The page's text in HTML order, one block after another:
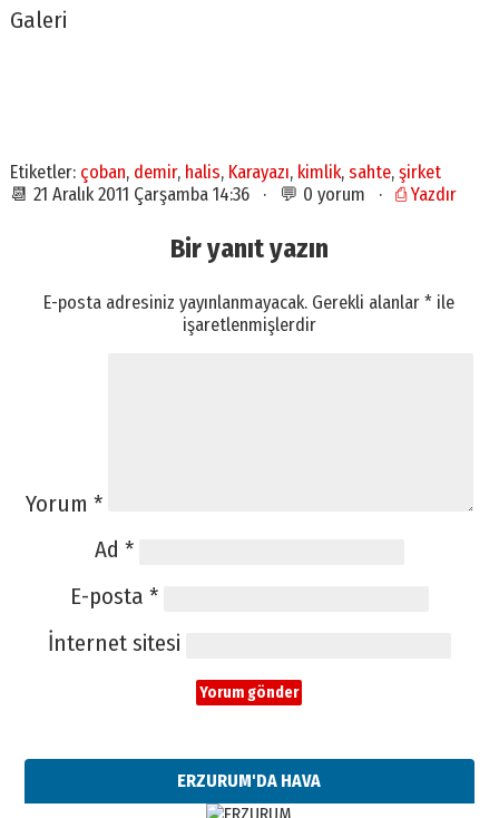
Galeri
Etiketler: çoban, demir, halis, Karayazı, kimlik, sahte, şirket
📆 21 Aralık 2011 Çarşamba 14:36 · 💬 0 yorum · ⎙ Yazdır
Bir yanıt yazın
E-posta adresiniz yayınlanmayacak. Gerekli alanlar* ile
işaretlenmişlerdir
Yorum *
Ad *
E-posta *
İnternet sitesi
ERZURUM'DA HAVA